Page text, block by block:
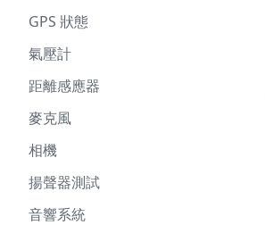
GPS 狀態
氣壓計
距離感應器
麥克風
相機
揚聲器測試
音響系統